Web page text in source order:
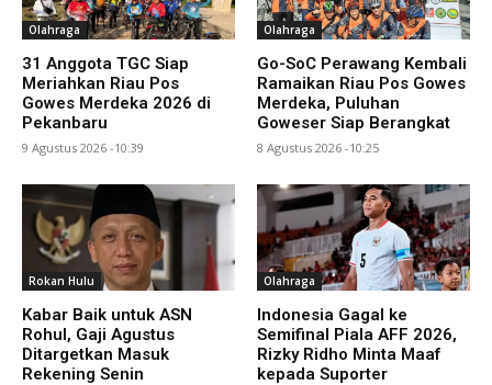
Olahraga
31 Anggota TGC Siap
Meriahkan Riau Pos
Gowes Merdeka 2026 di
Pekanbaru
9 Agustus 2026 -10:39
Olahraga
Go-SoC Perawang Kembali
Ramaikan Riau Pos Gowes
Merdeka, Puluhan
Goweser Siap Berangkat
8 Agustus 2026 -10:25
Rokan Hulu
Kabar Baik untuk ASN
Rohul, Gaji Agustus
Ditargetkan Masuk
Rekening Senin
Olahraga
Indonesia Gagal ke
Semifinal Piala AFF 2026,
Rizky Ridho Minta Maaf
kepada Suporter